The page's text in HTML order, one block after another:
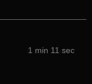
1 min 11 sec